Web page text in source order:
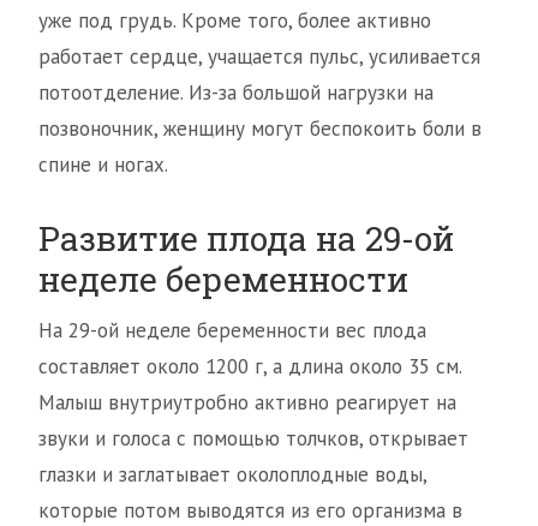
уже под грудь. Кроме того, более активно
работает сердце, учащается пульс, усиливается
потоотделение. Из-за большой нагрузки на
позвоночник, женщину могут беспокоить боли в
спине и ногах.
Развитие плода на 29-ой
неделе беременности
На 29-ой неделе беременности вес плода
составляет около 1200 г, а длина около 35 см.
Малыш внутриутробно активно реагирует на
звуки и голоса с помощью толчков, открывает
глазки и заглатывает околоплодные воды,
которые потом выводятся из его организма в